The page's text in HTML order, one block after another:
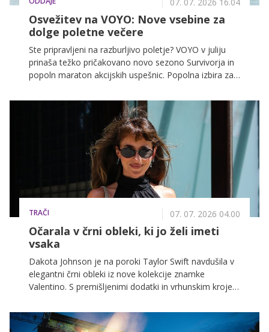
Osvežitev na VOYO: Nove vsebine za
dolge poletne večere
Ste pripravljeni na razburljivo poletje? VOYO v juliju
prinaša težko pričakovano novo sezono Survivorja in
popoln maraton akcijskih uspešnic. Popolna izbira za
svojem kavču.
TRAČI 07. 07. 2026 04.00
Očarala v črni obleki, ki jo želi imeti
vsaka
Dakota Johnson je na poroki Taylor Swift navdušila v
elegantni črni obleki iz nove kolekcije znamke
Valentino. S premišljenimi dodatki in vrhunskim krojem
popolna izbira za vsako priložnost.